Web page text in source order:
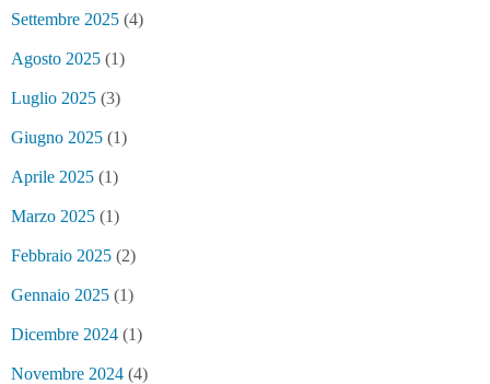
Settembre 2025 (4)
Agosto 2025 (1)
Luglio 2025 (3)
Giugno 2025 (1)
Aprile 2025 (1)
Marzo 2025 (1)
Febbraio 2025 (2)
Gennaio 2025 (1)
Dicembre 2024 (1)
Novembre 2024 (4)